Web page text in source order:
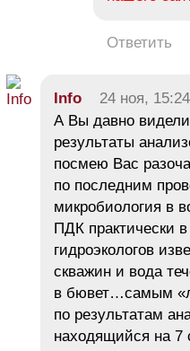
Ответить
Info 24 ноя, 15:24
А Вы давно
результаты
посмею Вас
по последним
микробиология в
ПДК практически
гидроэкологов
скважин и вода
в бювет…самым
по результатам
находящийся на 7